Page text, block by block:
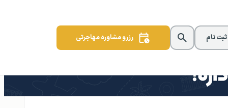
نام رزرو مشاوره مهاجرتی